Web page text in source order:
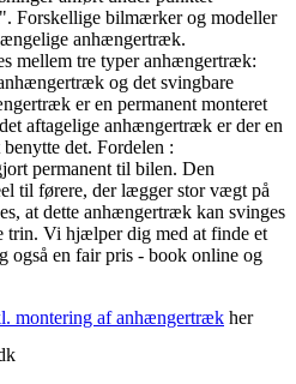
Forskellige bilmærker og modeller
anhængertræk.
mellem tre typer anhængertræk:
og det svingbare
er en permanent monteret
aftagelige anhængertræk er der en
det. Fordelen :
permanent til bilen. Den
til førere, der lægger stor vægt på
at dette anhængertræk kan svinges
trin. Vi hjælper dig med at finde et
en fair pris - book online og
montering af anhængertræk her